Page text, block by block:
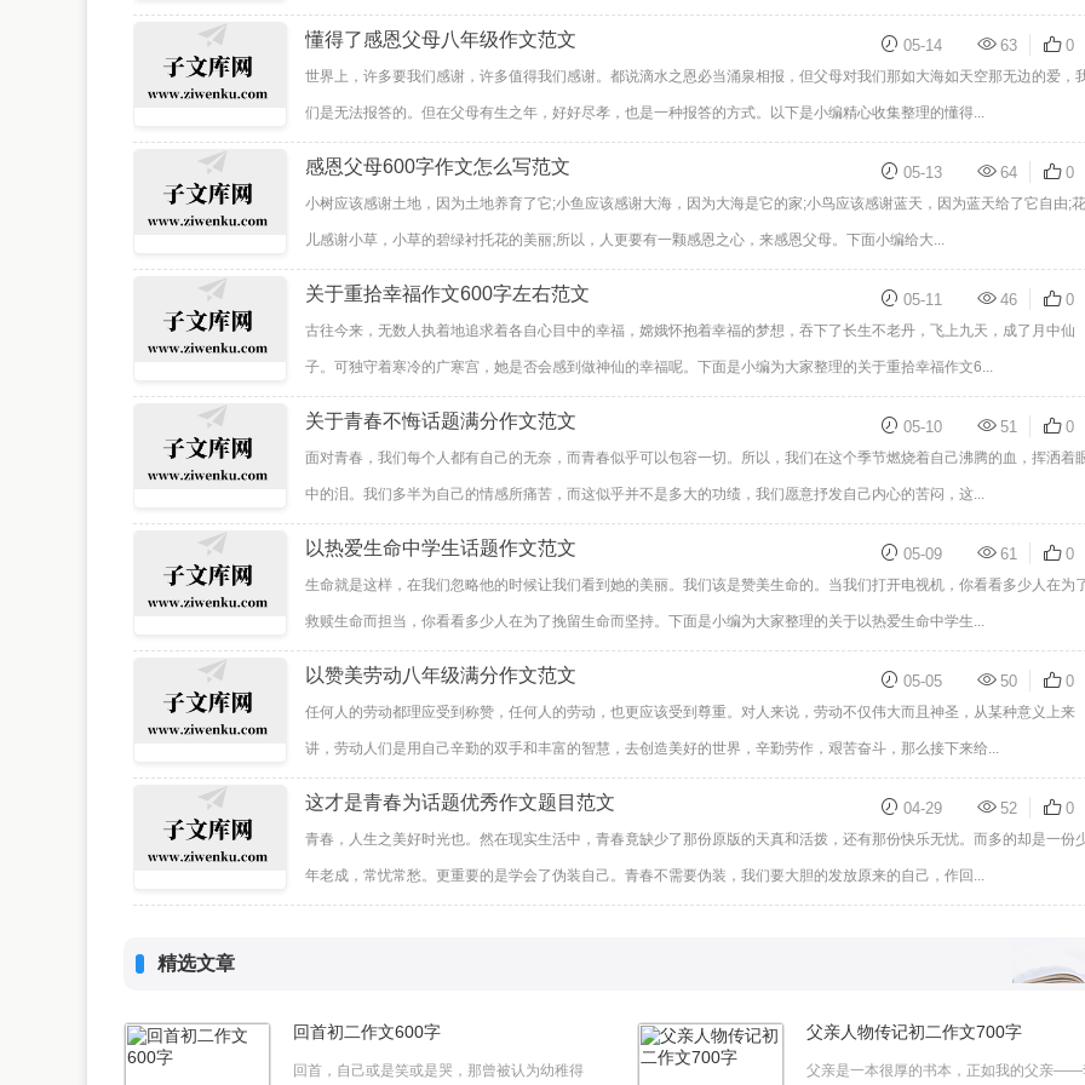
懂得了感恩父母八年级作文范文
世界上，许多要我们感谢，许多值得我们感谢。都说滴水之恩必当涌泉相报，但父母对我们那如大海如天空那无边的爱，
们是无法报答的。但在父母有生之年，好好尽孝，也是一种报答的方式。以下是小编精心收集整理的懂得...
63 0
05-14
感恩父母600字作文怎么写范文
小树应该感谢土地，因为土地养育了它;小鱼应该感谢大海，因为大海是它的家;小鸟应该感谢蓝天，因为蓝天给了它自由;花
儿感谢小草，小草的碧绿衬托花的美丽;所以，人更要有一颗感恩之心，来感恩父母。下面小编给大...
64 0
05-13
关于重拾幸福作文600字左右范文
古往今来，无数人执着地追求着各自心目中的幸福，嫦娥怀抱着幸福的梦想，吞下了长生不老丹，飞上九天，成了月中仙
子。可独守着寒冷的广寒宫，她是否会感到做神仙的幸福呢。下面是小编为大家整理的关于重拾幸福作文6...
46 0
05-11
关于青春不悔话题满分作文范文
面对青春，我们每个人都有自己的无奈，而青春似乎可以包容一切。所以，我们在这个季节燃烧着自己沸腾的血，挥洒着
中的泪。我们多半为自己的情感所痛苦，而这似乎并不是多大的功绩，我们愿意抒发自己内心的苦闷，这...
51 0
05-10
以热爱生命中学生话题作文范文
生命就是这样，在我们忽略他的时候让我们看到她的美丽。我们该是赞美生命的。当我们打开电视机，你看看多少人在为
救赎生命而担当，你看看多少人在为了挽留生命而坚持。下面是小编为大家整理的关于以热爱生命中学生...
61 0
05-09
以赞美劳动八年级满分作文范文
任何人的劳动都理应受到称赞，任何人的劳动，也更应该受到尊重。对人来说，劳动不仅伟大而且神圣，从某种意义上来
讲，劳动人们是用自己辛勤的双手和丰富的智慧，去创造美好的世界，辛勤劳作，艰苦奋斗，那么接下来给...
50 0
05-05
这才是青春为话题优秀作文题目范文
青春，人生之美好时光也。然在现实生活中，青春竟缺少了那份原版的天真和活拨，还有那份快乐无忧。而多的却是一份
年老成，常忧常愁。更重要的是学会了伪装自己。青春不需要伪装，我们要大胆的发放原来的自己，作回...
52 0
04-29
精选文章
回首初二作文600字
回首，自己或是笑或是哭，那曾被认为幼稚得
父亲人物传记初二作文700字
父亲是一本很厚的书本，正如我的父亲——